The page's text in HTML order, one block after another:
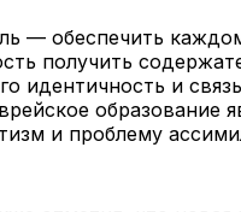
— обеспечить
получить
идентичность и
образование
и проблему